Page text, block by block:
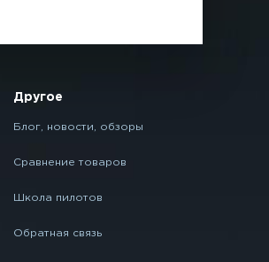
Другое
Блог, новости, обзоры
Сравнение товаров
Школа пилотов
Обратная связь